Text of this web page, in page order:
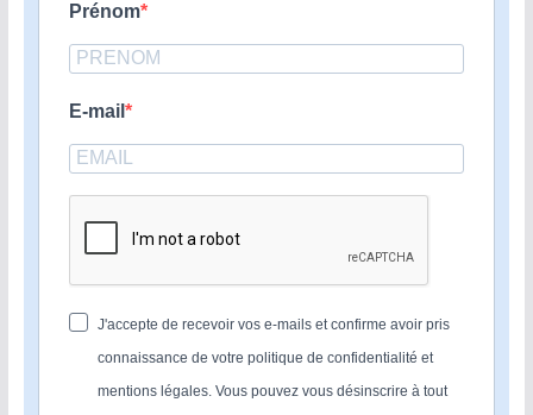
Prénom
E-mail
J'accepte de recevoir vos e-mails et confirme avoir pris
connaissance de votre politique de confidentialité et
mentions légales. Vous pouvez vous désinscrire à tout